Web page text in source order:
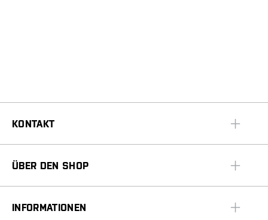
KONTAKT
ÜBER DEN SHOP
INFORMATIONEN